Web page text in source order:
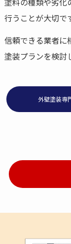
行うことが大切で
信頼できる業者に
塗装プランを検討
外壁塗装専